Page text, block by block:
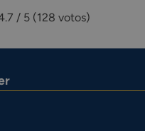
/ 5 (128 votos)